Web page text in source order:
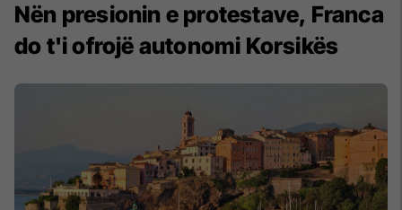
Nën presionin e protestave, Franca
do t'i ofrojë autonomi Korsikës